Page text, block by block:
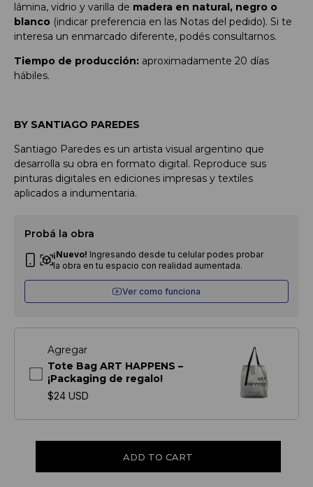
lámina, vidrio y varilla de madera en natural, negro o
blanco (indicar preferencia en las Notas del pedido). Si te
interesa un enmarcado diferente, podés consultarnos.
Tiempo de producción: aproximadamente 20 días
hábiles.
BY SANTIAGO PAREDES
Santiago Paredes es un artista visual argentino que
desarrolla su obra en formato digital. Reproduce sus
pinturas digitales en ediciones impresas y textiles
aplicados a indumentaria.
Probá la obra
¡Nuevo! Ingresando desde tu celular podes probar
la obra en tu espacio con realidad aumentada.
Ver como funciona
Agregar
Tote Bag ART HAPPENS –
¡Packaging de regalo!
$24 USD